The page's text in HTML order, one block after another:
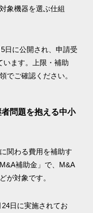
象機器を選ぶ仕組
日に公開され、申請受
います。上限・補助
でご確認ください。
問題を抱える中小
関わる費用を補助す
補助金」で、M&A
が対象です。
日に実施されてお